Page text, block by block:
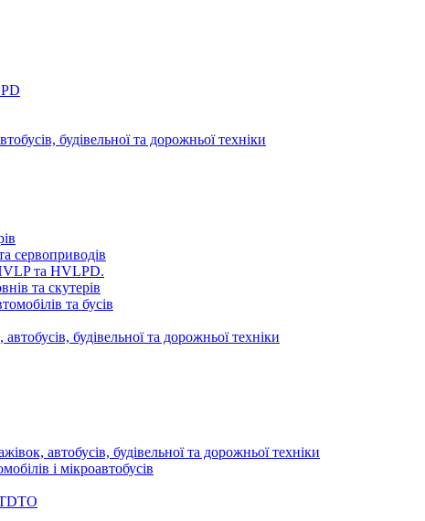
будівельної та дорожньої техніки
сервоприводів
та HVLPD.
та скутерів
та бусів
будівельної та дорожньої техніки
автобусів, будівельної та дорожньої техніки
і мікроавтобусів